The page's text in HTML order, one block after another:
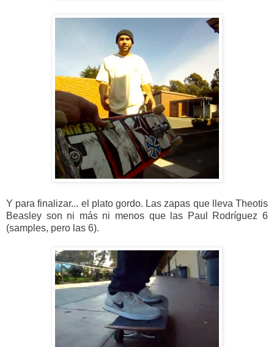
Y para finalizar... el plato gordo. Las zapas que lleva Theotis
Beasley son ni más ni menos que las Paul Rodríguez 6
(samples, pero las 6).